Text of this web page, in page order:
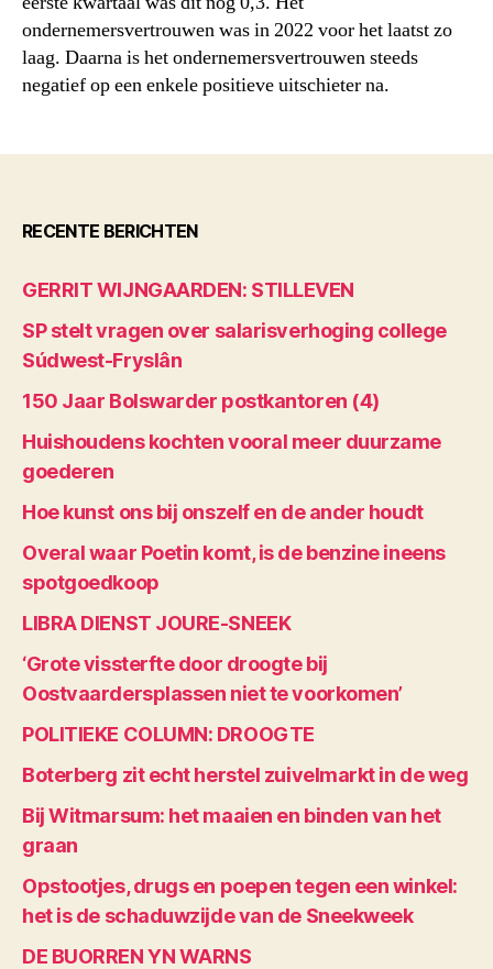
ondernemersvertrouwen was in 2022 voor het laatst zo
laag. Daarna is het ondernemersvertrouwen steeds
negatief op een enkele positieve uitschieter na.
RECENTE BERICHTEN
GERRIT WIJNGAARDEN: STILLEVEN
SP stelt vragen over salarisverhoging college
Súdwest-Fryslân
150 Jaar Bolswarder postkantoren (4)
Huishoudens kochten vooral meer duurzame
goederen
Hoe kunst ons bij onszelf en de ander houdt
Overal waar Poetin komt, is de benzine ineens
spotgoedkoop
LIBRA DIENST JOURE-SNEEK
‘Grote vissterfte door droogte bij
Oostvaardersplassen niet te voorkomen’
POLITIEKE COLUMN: DROOGTE
Boterberg zit echt herstel zuivelmarkt in de weg
Bij Witmarsum: het maaien en binden van het
graan
Opstootjes, drugs en poepen tegen een winkel:
het is de schaduwzijde van de Sneekweek
DE BUORREN YN WARNS